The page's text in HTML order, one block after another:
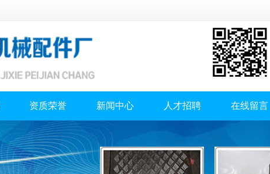
资质荣誉 新闻中心 人才招聘 在线留言